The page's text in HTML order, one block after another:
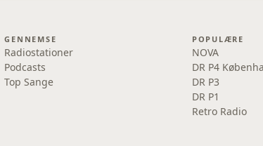
GENNEMSE
Radiostationer
Podcasts
Top Sange
POPULÆRE
NOVA
DR P4
DR P3
DR P1
Retro Radio